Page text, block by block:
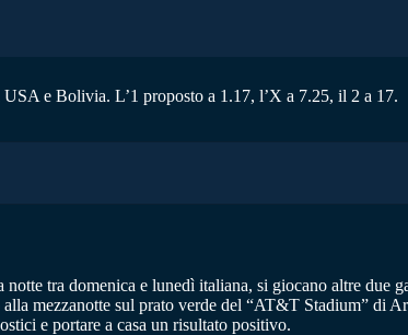
e Bolivia. L’1 proposto a 1.17, l’X a 7.25, il 2 a 17.
tra domenica e lunedì italiana, si giocano altre due
mezzanotte sul prato verde del “AT&T Stadium” di
e portare a casa un risultato positivo.